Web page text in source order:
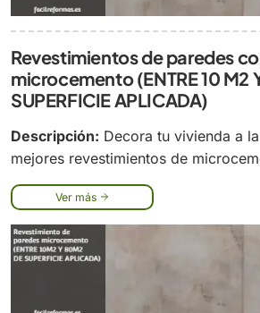
Revestimientos de paredes
microcemento (ENTRE 10 M2
SUPERFICIE APLICADA)
Descripción: Decora tu vivienda a
mejores revestimientos de
Ver más